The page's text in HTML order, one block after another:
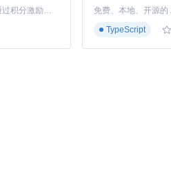
「源启盛夏」暑期校园开发者成长计划旨在激活校园开源力量，通过积分激励、认证扶持、资源倾斜等形式，引导高校组织和开发者完成「入驻 — 建项目 — 做贡献 — 获认证 — 得资源」的完整闭环。无论你是想带领社团入驻平台的组织者，还是希望用代码贡献证明自己的开发者，都能在这里找到属于你的成长路径。
TypeScript